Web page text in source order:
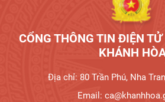
CỔNG THÔNG TIN ĐIỆN
KHÁNH
Địa chỉ: 80 Trần Phú, Nha
Email: